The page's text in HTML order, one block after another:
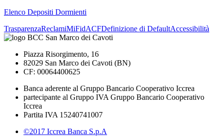
Elenco Depositi Dormienti
TrasparenzaReclamiMiFidACFDefinizione di DefaultAccessibilità
Piazza Risorgimento, 16
82029 San Marco dei Cavoti (BN)
CF: 00064400625
Banca aderente al Gruppo Bancario Cooperativo Iccrea
partecipante al Gruppo IVA Gruppo Bancario Cooperativo
Iccrea
Partita IVA 15240741007
©2017 Iccrea Banca S.p.A